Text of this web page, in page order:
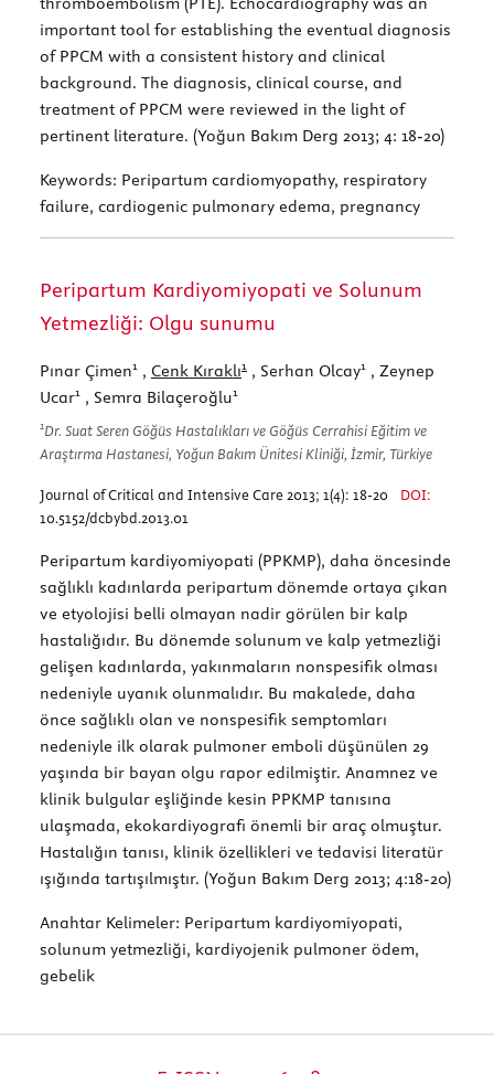
important tool for establishing the eventual diagnosis
of PPCM with a consistent history and clinical
background. The diagnosis, clinical course, and
treatment of PPCM were reviewed in the light of
pertinent literature. (Yoğun Bakım Derg 2013; 4: 18-20)
Keywords: Peripartum cardiomyopathy, respiratory
failure, cardiogenic pulmonary edema, pregnancy
Peripartum Kardiyomiyopati ve Solunum
Yetmezliği: Olgu sunumu
Pınar Çimen1 , Cenk Kıraklı1 , Serhan Olcay1 , Zeynep
Ucar1 , Semra Bilaçeroğlu1
1Dr. Suat Seren Göğüs Hastalıkları ve Göğüs Cerrahisi Eğitim ve
Araştırma Hastanesi, Yoğun Bakım Ünitesi Kliniği, İzmir, Türkiye
Journal of Critical and Intensive Care 2013; 1(4): 18-20
DOI:
10.5152/dcbybd.2013.01
Peripartum kardiyomiyopati (PPKMP), daha öncesinde
sağlıklı kadınlarda peripartum dönemde ortaya çıkan
ve etyolojisi belli olmayan nadir görülen bir kalp
hastalığıdır. Bu dönemde solunum ve kalp yetmezliği
gelişen kadınlarda, yakınmaların nonspesifik olması
nedeniyle uyanık olunmalıdır. Bu makalede, daha
önce sağlıklı olan ve nonspesifik semptomları
nedeniyle ilk olarak pulmoner emboli düşünülen 29
yaşında bir bayan olgu rapor edilmiştir. Anamnez ve
klinik bulgular eşliğinde kesin PPKMP tanısına
ulaşmada, ekokardiyografi önemli bir araç olmuştur.
Hastalığın tanısı, klinik özellikleri ve tedavisi literatür
ışığında tartışılmıştır. (Yoğun Bakım Derg 2013; 4:18-20)
Anahtar Kelimeler: Peripartum kardiyomiyopati,
solunum yetmezliği, kardiyojenik pulmoner ödem,
gebelik